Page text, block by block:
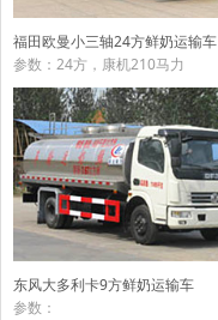
福田欧曼小三轴24方鲜奶运输车
参数：24方，康机210马力
东风大多利卡9方鲜奶运输车
参数：